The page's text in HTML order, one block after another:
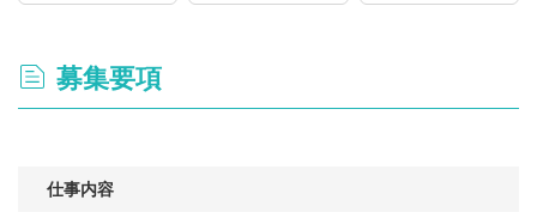
募集要項
仕事内容